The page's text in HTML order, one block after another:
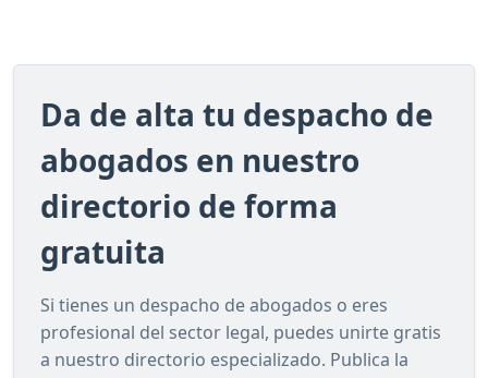
Da de alta tu despacho de
abogados en nuestro
directorio de forma
gratuita
Si tienes un despacho de abogados o eres
profesional del sector legal, puedes unirte gratis
a nuestro directorio especializado. Publica la